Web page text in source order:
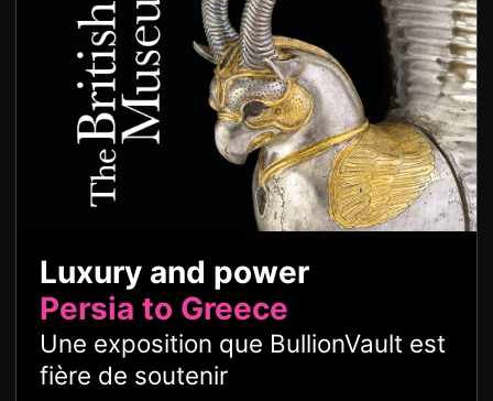
Luxury and power
Persia to Greece
Une exposition que BullionVault est
fière de soutenir